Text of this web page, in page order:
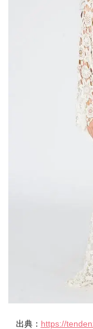
出典： https://